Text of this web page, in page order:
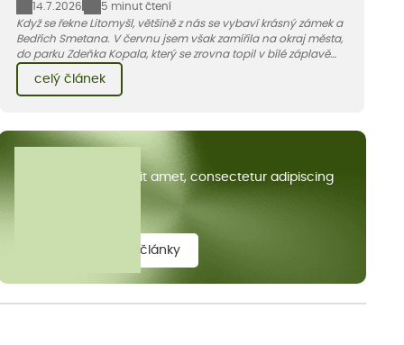
14.7.2026
5 minut čtení
Když se řekne Litomyšl, většině z nás se vybaví krásný zámek a
Bedřich Smetana. V červnu jsem však zamířila na okraj města,
do parku Zdeňka Kopala, který se zrovna topil v bílé záplavě
kvetoucích kopretin. Fotky řeknou víc než slova, přidávám k
nim pár řádků o tom, jak tento jedinečný kus krajiny vznikl.
celý článek
Lorem ipsum dolor sit amet, consectetur adipiscing
zobrazit všechny články